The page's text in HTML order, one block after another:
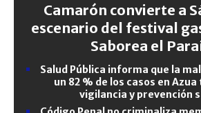
Camarón convierte a
escenario del festival
Saborea el
Salud Pública informa que la
un 82 % de los casos en
vigilancia y prevención